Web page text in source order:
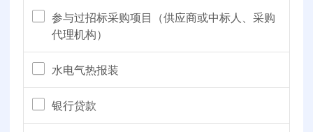
参与过招标采购项目（供应商或中标人、采购
代理机构）
水电气热报装
银行贷款